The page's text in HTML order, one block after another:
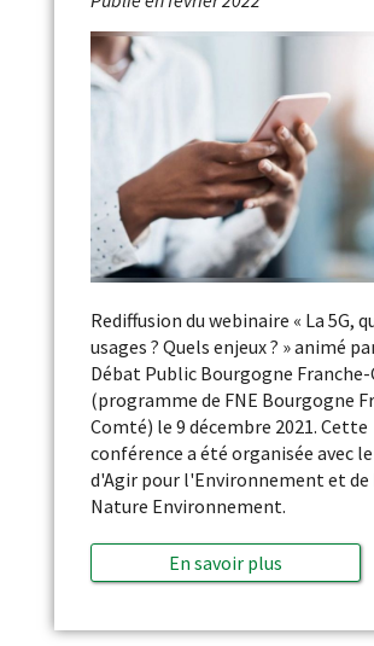
Rediffusion du webinaire « La 5G,
usages ? Quels enjeux ? » animé
Débat Public Bourgogne
(programme de FNE Bourgogne
Comté) le 9 décembre 2021. Cette
conférence a été organisée avec
d'Agir pour l'Environnement et de
Nature Environnement.
En savoir plus